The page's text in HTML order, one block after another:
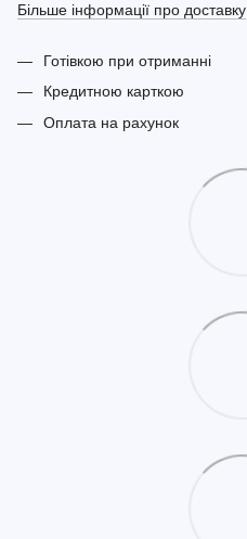
Більше інформації про доставку
Готівкою при отриманні
Кредитною карткою
Оплата на рахунок